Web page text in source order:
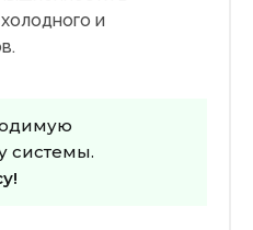
и
системы.